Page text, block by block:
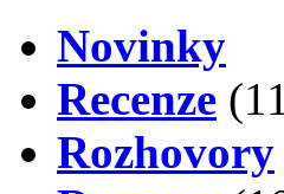
Novinky
Recenze
Rozhovory